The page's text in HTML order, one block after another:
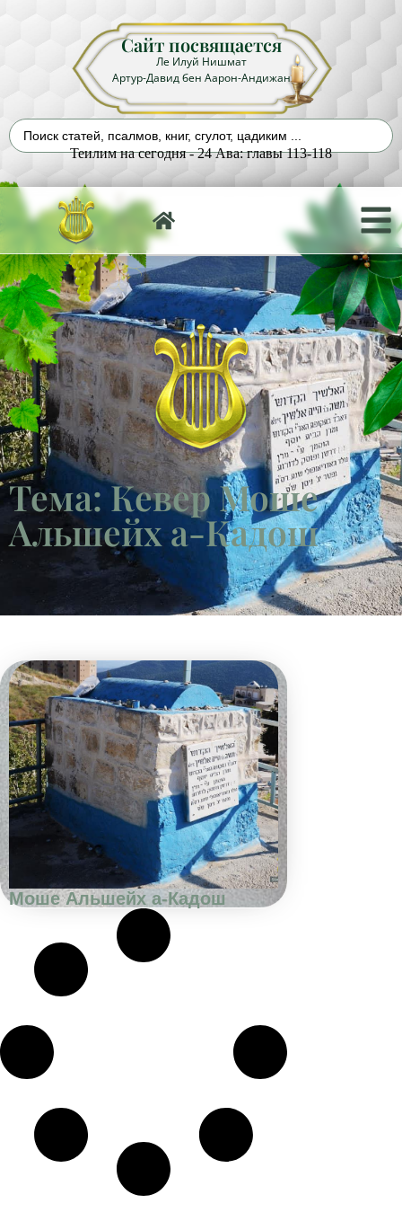
Сайт посвящается
Ле Илуй Нишмат
Артур-Давид бен Аарон-Андижан
Теилим на сегодня - 24 Ава: главы 113-118
Тема: Кевер Моше
Альшейх а-Кадош
Моше Альшейх а-Кадош